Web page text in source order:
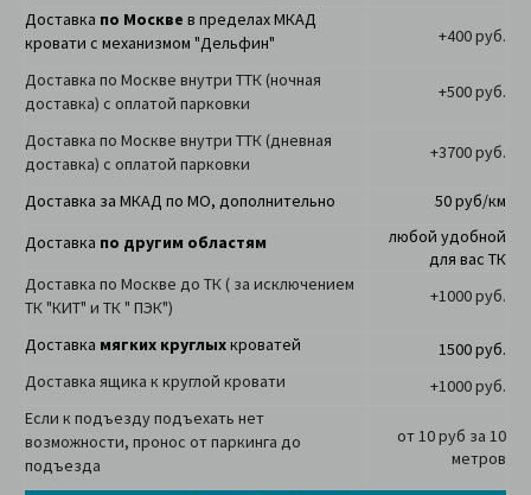
Доставка по Москве в пределах МКАД
кровати с механизмом "Дельфин"
+400 руб.
Доставка по Москве внутри ТТК (ночная
доставка) с оплатой парковки
+500 руб.
Доставка по Москве внутри ТТК (дневная
доставка) с оплатой парковки
+3700 руб.
Доставка за МКАД по МО, дополнительно
50 руб/км
Доставка по другим областям
любой удобной
для вас ТК
Доставка по Москве до ТК ( за исключением
ТК "КИТ" и ТК " ПЭК")
+1000 руб.
Доставка мягких круглыхкроватей
1500 руб.
Доставка ящика к круглой кровати
+1000 руб.
Если к подъезду подъехать нет
возможности, пронос от паркинга до
подъезда
от 10 руб за 10
метров